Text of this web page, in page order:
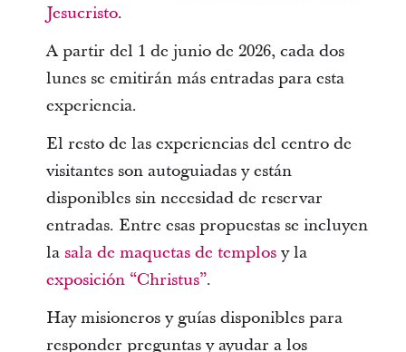
Jesucristo.
A partir del 1 de junio de 2026, cada dos
lunes se emitirán más entradas para esta
experiencia.
El resto de las experiencias del centro de
visitantes son autoguiadas y están
disponibles sin necesidad de reservar
entradas. Entre esas propuestas se incluyen
la sala de maquetas de templosy la
exposición “Christus”.
Hay misioneros y guías disponibles para
responder preguntas y ayudar a los